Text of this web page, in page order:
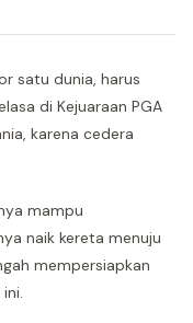
satu dunia, harus
di Kejuaraan PGA
karena cedera
mampu
naik kereta menuju
mempersiapkan